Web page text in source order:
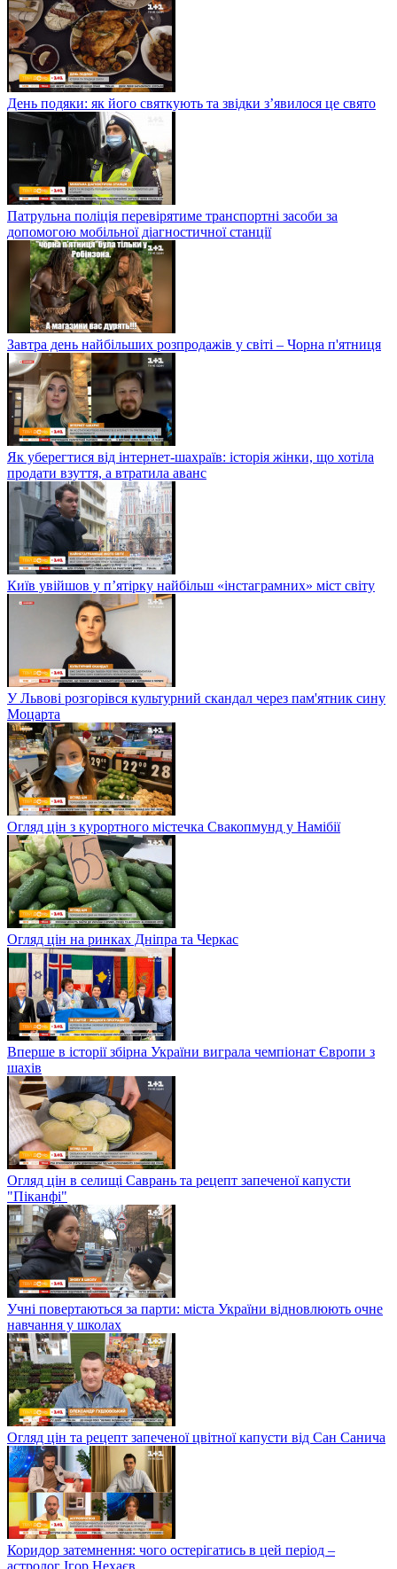
День подяки: як його святкують та звідки з’явилося це свято
Патрульна поліція перевірятиме транспортні засоби за
допомогою мобільної діагностичної станції
Завтра день найбільших розпродажів у світі – Чорна п'ятниця
Як уберегтися від інтернет-шахраїв: історія жінки, що хотіла
продати взуття, а втратила аванс
Київ увійшов у п’ятірку найбільш «інстаграмних» міст світу
У Львові розгорівся культурний скандал через пам'ятник сину
Моцарта
Огляд цін з курортного містечка Свакопмунд у Намібії
Огляд цін на ринках Дніпра та Черкас
Вперше в історії збірна України виграла чемпіонат Європи з
шахів
Огляд цін в селищі Саврань та рецепт запеченої капусти
"Піканфі"
Учні повертаються за парти: міста України відновлюють очне
навчання у школах
Огляд цін та рецепт запеченої цвітної капусти від Сан Санича
Коридор затемнення: чого остерігатись в цей період –
астролог Ігор Нехаєв